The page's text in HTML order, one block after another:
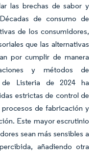
las brechas de sabor y
de consumo de
de los consumidores,
que las alternativas
por cumplir de manera
y métodos de
Listeria de 2024 ha
estrictas de control de
de fabricación y
Este mayor escrutinio
sean más sensibles a
añadiendo otra